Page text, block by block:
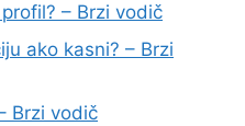
– Brzi vodič
ako kasni? – Brzi
Brzi vodič